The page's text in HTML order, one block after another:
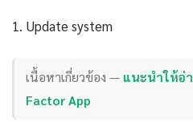
1. Update system
เนื้อหาเกี่ยวข้อง — แนะนำให้อ่
Factor App